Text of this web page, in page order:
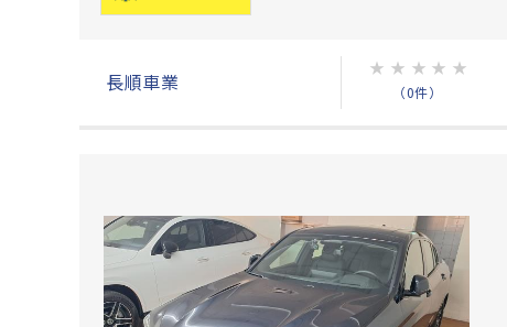
長順車業
★ ★ ★ ★ ★
（0件）